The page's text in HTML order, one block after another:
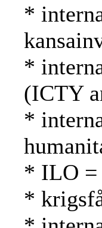
*
*
(ICTY
*
* ILO
*